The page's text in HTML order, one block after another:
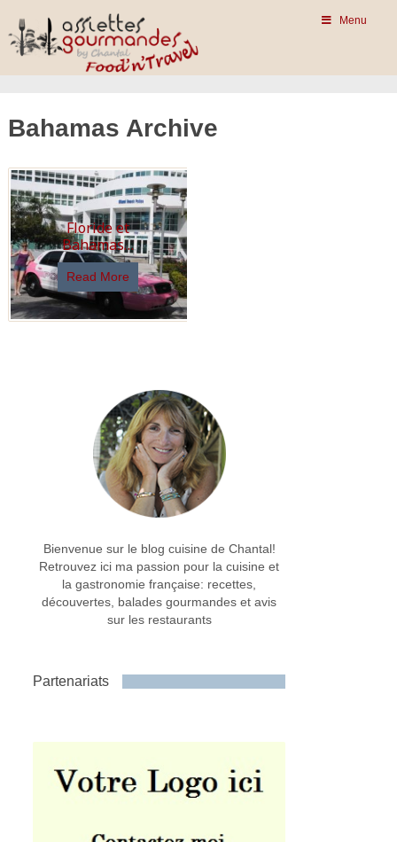
Menu
Bahamas Archive
Floride et
Bahamas…
Read More
Bienvenue sur le blog cuisine de Chantal!
Retrouvez ici ma passion pour la cuisine et
la gastronomie française: recettes,
découvertes, balades gourmandes et avis
sur les restaurants
Partenariats